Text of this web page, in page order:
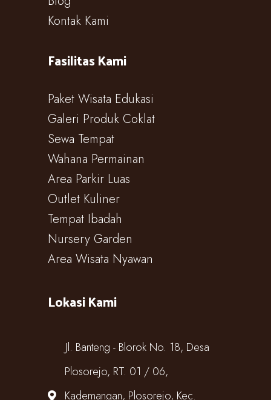
Kontak Kami
Fasilitas Kami
Paket Wisata Edukasi
Galeri Produk Coklat
Sewa Tempat
Wahana Permainan
Area Parkir Luas
Outlet Kuliner
Tempat Ibadah
Nursery Garden
Area Wisata Nyawan
Lokasi Kami
Jl. Banteng - Blorok No. 18, Desa
Plosorejo, RT. 01 / 06,
Kademangan, Plosorejo, Kec.